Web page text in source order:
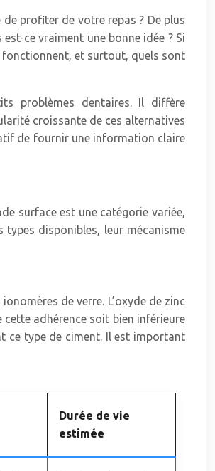
profiter de votre repas ? De plus
ce vraiment une bonne idée ? Si
fonctionnent, et surtout, quels sont
problèmes dentaires. Il diffère
croissante de ces alternatives
de fournir une information claire
surface est une catégorie variée,
disponibles, leur mécanisme
de verre. L’oxyde de zinc
adhérence soit bien inférieure
ce type de ciment. Il est important
Durée de vie
estimée